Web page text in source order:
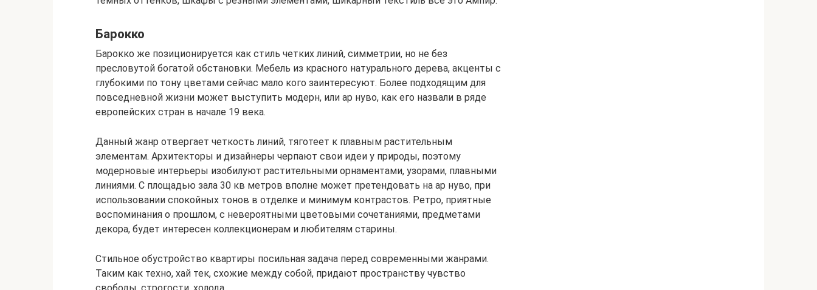
Барокко
Барокко же позиционируется как стиль четких линий, симметрии, но не без
пресловутой богатой обстановки. Мебель из красного натурального дерева, акценты с
глубокими по тону цветами сейчас мало кого заинтересуют. Более подходящим для
повседневной жизни может выступить модерн, или ар нуво, как его назвали в ряде
европейских стран в начале 19 века.
Данный жанр отвергает четкость линий, тяготеет к плавным растительным
элементам. Архитекторы и дизайнеры черпают свои идеи у природы, поэтому
модерновые интерьеры изобилуют растительными орнаментами, узорами, плавными
линиями. С площадью зала 30 кв метров вполне может претендовать на ар нуво, при
использовании спокойных тонов в отделке и минимум контрастов. Ретро, приятные
воспоминания о прошлом, с невероятными цветовыми сочетаниями, предметами
декора, будет интересен коллекционерам и любителям старины.
Стильное обустройство квартиры посильная задача перед современными жанрами.
Таким как техно, хай тек, схожие между собой, придают пространству чувство